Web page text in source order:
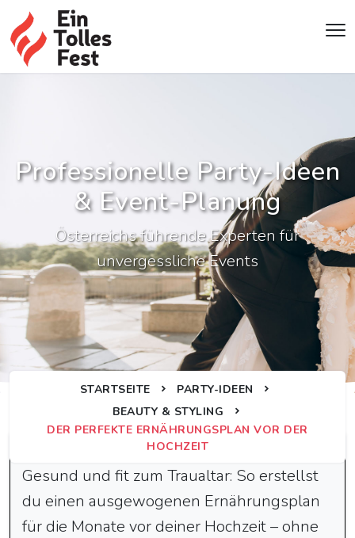
Professionelle Party-Ideen
& Event-Planung
Österreichs führende Experten für
unvergessliche Events
STARTSEITE
PARTY-IDEEN
BEAUTY & STYLING
DER PERFEKTE ERNÄHRUNGSPLAN VOR DER
HOCHZEIT
Schnelle Antwort
Gesund und fit zum Traualtar: So erstellst
du einen ausgewogenen Ernährungsplan
für die Monate vor deiner Hochzeit – ohne